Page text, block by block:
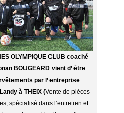
OLYMPIQUE CLUB coaché
BOUGEARD vient d’ être
par l’ entreprise
à THEIX (Vente de pièces
spécialisé dans l’entretien et